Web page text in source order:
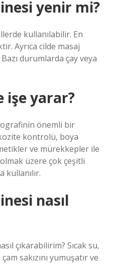
yenir mi?
kullanılabilir. En
Ayrıca cilde masaj
durumlarda çay veya
işe yarar?
önemli bir
kontrolü, boya
ve mürekkepler ile
üzere çok çeşitli
nasıl
çıkarabilirim? Sıcak su,
sakızını yumuşatır ve